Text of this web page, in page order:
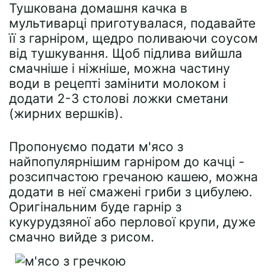
Тушкована домашня качка в
мультиварці приготувалася, подавайте
її з гарніром, щедро поливаючи соусом
від тушкування. Щоб підлива вийшла
смачніше і ніжніше, можна частину
води в рецепті замінити молоком і
додати 2-3 столові ложки сметани
(жирних вершків).
Пропонуємо подати м'ясо з
найпопулярнішим гарніром до качці -
розсипчастою гречаною кашею, можна
додати в неї смажені гриби з цибулею.
Оригінальним буде гарнір з
кукурудзяної або перлової крупи, дуже
смачно вийде з рисом.